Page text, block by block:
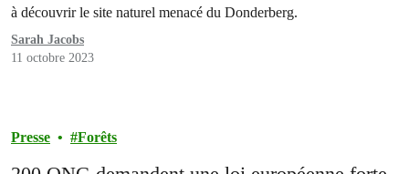
à découvrir le site naturel menacé du Donderberg.
Sarah Jacobs
11 octobre 2023
Presse Forêts